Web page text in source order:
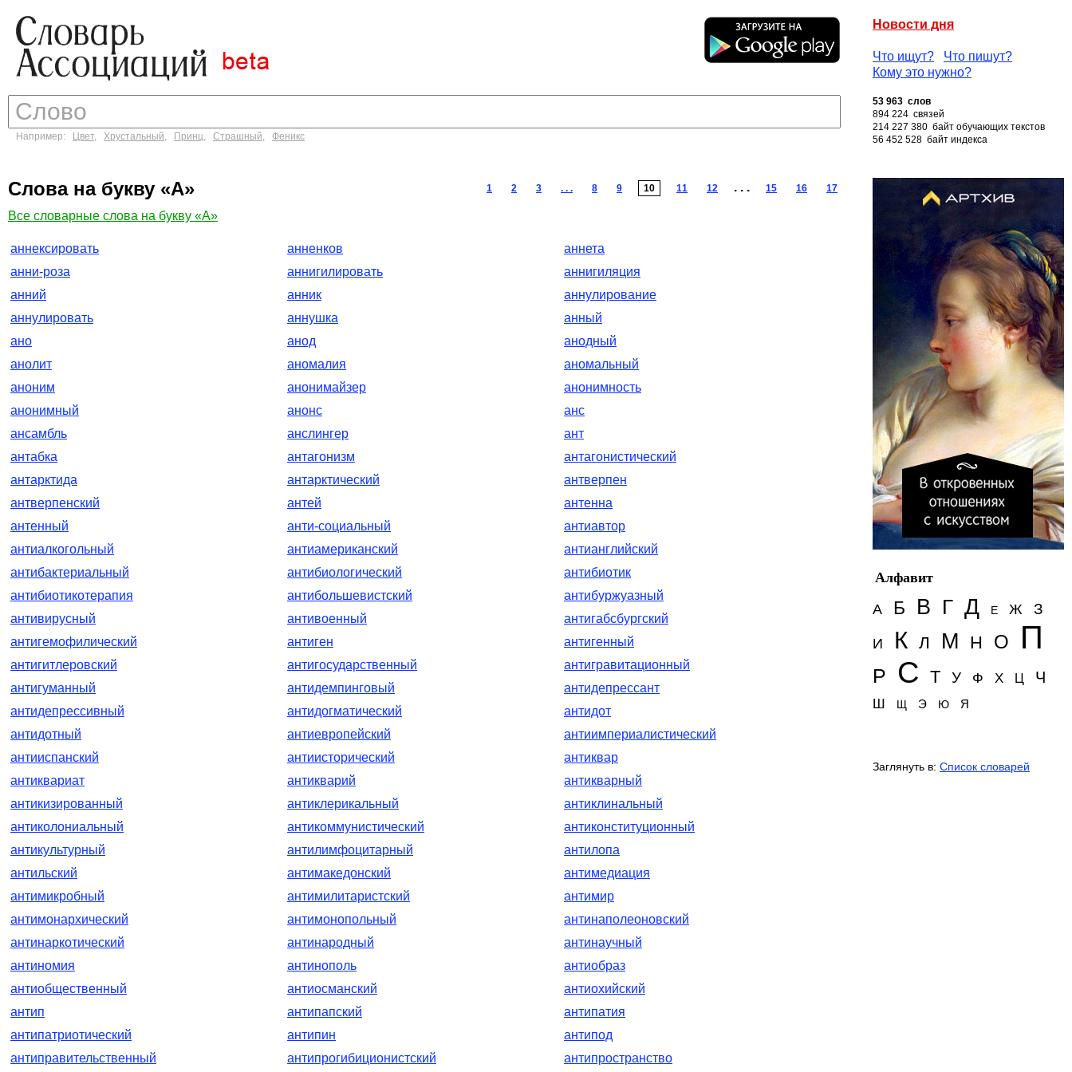
Новости дня
Что ищут?
Что пишут?
Кому это нужно?
Например: Цвет, Хрустальный, Принц, Страшный, Феникс
53 963 слов
894 224 связей
214 227 380 байт обучающих текстов
56 452 528 байт индекса
Слова на букву «А» 1 2 3 . . . 8 9 10 11 12 . . . 15 16 17
Все словарные слова на букву «А»
аннексировать анненков
аннета
анни-роза
аннигилировать
аннигиляция
анний
анник
аннулирование
аннулировать
аннушка
анный
ано
анод
анодный
анолит
аномалия
аномальный
аноним
анонимайзер
анонимность
анонимный
анонс
анс
ансамбль
анслингер
ант
антабка
антагонизм
антагонистический
антарктида
антарктический
антверпен
антверпенский
антей
антенна
антенный
анти-социальный
антиавтор
антиалкогольный
антиамериканский
антианглийский
антибактериальный
антибиологический
антибиотик
антибиотикотерапия
антибольшевистский
антибуржуазный
антивирусный
антивоенный
антигабсбургский
антигемофилический
антиген
антигенный
антигитлеровский
антигосударственный
антигравитационный
антигуманный
антидемпинговый
антидепрессант
антидепрессивный
антидогматический
антидот
антидотный
антиевропейский
антиимпериалистический
антииспанский
антиисторический
антиквар
антиквариат
антикварий
антикварный
антикизированный
антиклерикальный
антиклинальный
антиколониальный
антикоммунистический
антиконституционный
антикультурный
антилимфоцитарный
антилопа
антильский
антимакедонский
антимедиация
антимикробный
антимилитаристский
антимир
антимонархический
антимонопольный
антинаполеоновский
антинаркотический
антинародный
антинаучный
антиномия
антинополь
антиобраз
антиобщественный
антиосманский
антиохийский
антип
антипапский
антипатия
антипатриотический
антипин
антипод
антиправительственный
антипрогибиционистский антипространство
Алфавит
А
Б В Г Д Е Ж З
И К Л М Н О П
Р С Т У Ф Х Ц Ч
Ш Щ Э Ю Я
Заглянуть в: Список словарей